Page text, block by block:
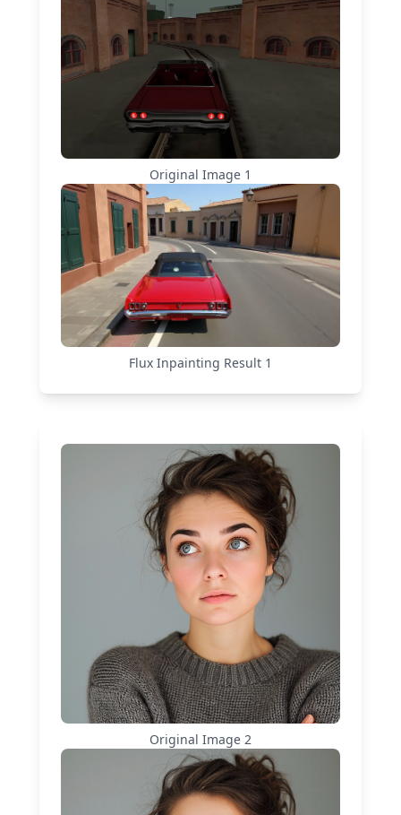
Original Image 1
Flux Inpainting Result 1
Original Image 2